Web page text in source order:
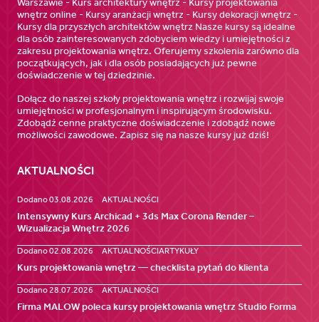
Warszawie - Kurs architektury wnętrz - Kursy projektowania
wnętrz online - Kursy aranżacji wnętrz - Kursy dekoracji wnętrz -
Kursy dla przyszłych architektów wnętrz Nasze kursy są idealne
dla osób zainteresowanych zdobyciem wiedzy i umiejętności z
zakresu projektowania wnętrz. Oferujemy szkolenia zarówno dla
początkujących, jak i dla osób posiadających już pewne
doświadczenie w tej dziedzinie.
Dołącz do naszej szkoły projektowania wnętrz i rozwijaj swoje
umiejętności w profesjonalnym i inspirującym środowisku.
Zdobądź cenne praktyczne doświadczenie i zdobądź nowe
możliwości zawodowe. Zapisz się na nasze kursy już dziś!
AKTUALNOŚCI
Dodano 03.08.2026 AKTUALNOŚCI
Intensywny Kurs Archicad + 3ds Max Corona Render –
Wizualizacja Wnętrz 2026
Dodano 02.08.2026 AKTUALNOŚCIARTYKUŁY
Kurs projektowania wnętrz — checklista pytań do klienta
Dodano 28.07.2026 AKTUALNOŚCI
Firma MALOW poleca kursy projektowania wnętrz Studio Forma